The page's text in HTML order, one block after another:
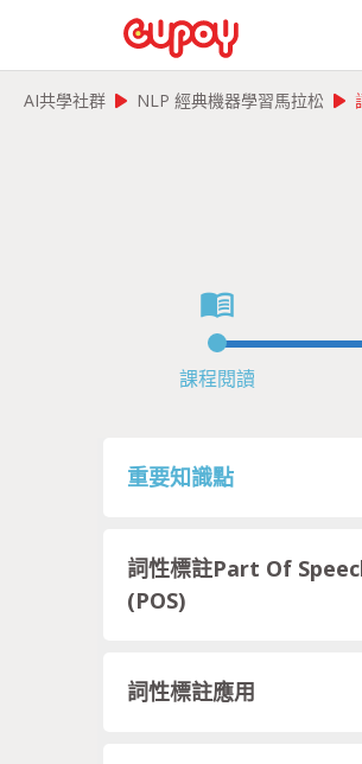
AI共學社群 play_arrow NLP 經典機器學習馬拉松 play_arrow
menu_book
課程閱讀
重要知識點
詞性標註Part Of
(POS)
詞性標註應用